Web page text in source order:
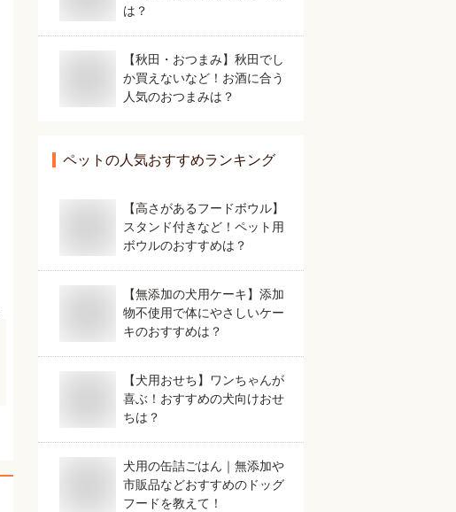
は？
【秋田・おつまみ】秋田でし
か買えないなど！お酒に合う
人気のおつまみは？
ペット の人気おすすめランキング
【高さがあるフードボウル】
スタンド付きなど！ペット用
ボウルのおすすめは？
【無添加の犬用ケーキ】添加
物不使用で体にやさしいケー
キのおすすめは？
【犬用おせち】ワンちゃんが
喜ぶ！おすすめの犬向けおせ
ちは？
犬用の缶詰ごはん｜無添加や
市販品などおすすめのドッグ
フードを教えて！